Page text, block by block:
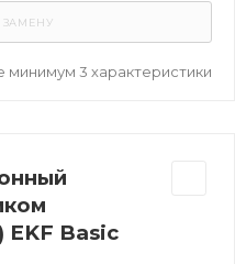
минимум 3 характеристики
EKF Basic